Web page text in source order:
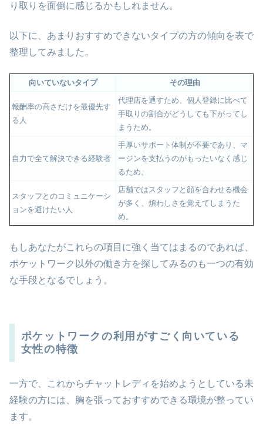
り取りを面倒に感じるかもしれません。
以下に、あまりおすすめできないタイプの方の傾向を表で
整理してみました。
向いていないタイプ その理由
報酬率の高さだけを最優先す
る人
代理店を通すため、個人登録に比べて
手取りの割合がどうしても下がってし
まうため。
自力で全て解決できる経験者
手厚いサポート体制が不要であり、マ
ージンを支払うのがもったいなく感じ
るため。
スタッフとのコミュニケーシ
ョンを避けたい人
店舗ではスタッフと顔を合わせる機会
が多く、煩わしさを覚えてしまうた
め。
もしあなたがこれらの項目に強く当てはまるのであれば、
ポケットワーク以外の働き方を探してみるのも一つの有効
な手段となるでしょう。
ポケットワークの利用がすごく向いている
女性の特徴
一方で、これからチャットレディを始めようとしている未
経験の方には、胸を張っておすすめできる環境が整ってい
ます。